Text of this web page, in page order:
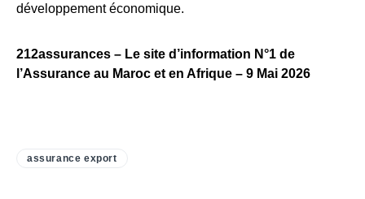
développement économique.
212assurances – Le site d’information N°1 de
l’Assurance au Maroc et en Afrique – 9 Mai 2026
assurance export